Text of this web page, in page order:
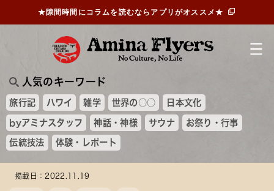
人気のキーワード
旅行記 ハワイ 雑学 世界の○○ 日本文化
byアミナスタッフ 神話・神様 サウナ お祭り・行事
伝統技法 体験・レポート
★隙間時間にコラムを読むならアプリがオススメ★
掲載日：2022.11.19